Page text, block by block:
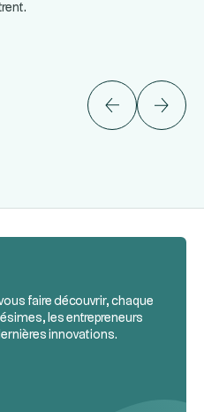
faire découvrir, chaque
les entrepreneurs
innovations.